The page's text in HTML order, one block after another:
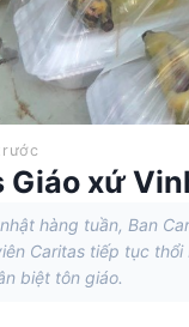
Giáo xứ
hàng tuần, Ban
Caritas tiếp tục
biệt tôn giáo.